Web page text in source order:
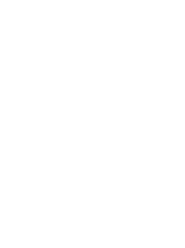
chân ren tiện đều,